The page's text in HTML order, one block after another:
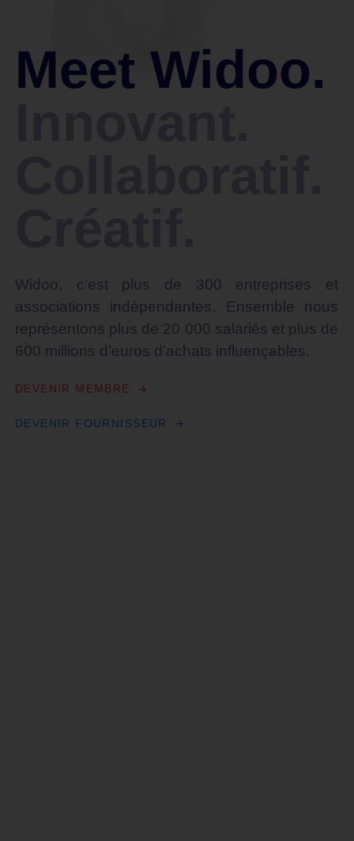
Meet Widoo.
Widoo, c’est plus de 300 entreprises et
associations indépendantes. Ensemble nous
représentons plus de 20 000 salariés et plus de
600 millions d’euros d’achats influençables.
DEVENIR M EM B RE
DEVE NIR F OUR NI SSEUR